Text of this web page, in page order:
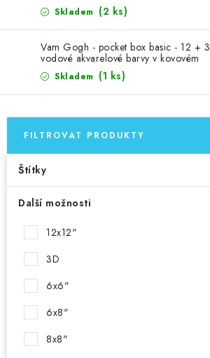
Skladem (2 ks)
Vam Gogh - pocket box basic - 12 + 3
vodové akvarelové barvy v kovovém
pouzdřeSkladem (1 ks)
FILTROVAT PRODUKTY
Štítky
Další možnosti
12x12"
3D
6x6"
6x8"
8x8"